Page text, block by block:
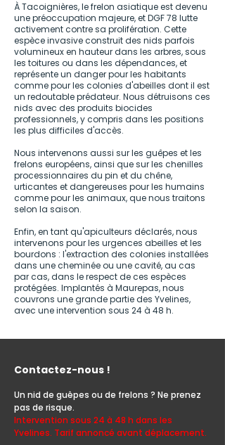
À Tacoignières, le frelon asiatique est devenu
une préoccupation majeure, et DGF 78 lutte
activement contre sa prolifération. Cette
espèce invasive construit des nids parfois
volumineux en hauteur dans les arbres, sous
les toitures ou dans les dépendances, et
représente un danger pour les habitants
comme pour les colonies d'abeilles dont il est
un redoutable prédateur. Nous détruisons ces
nids avec des produits biocides
professionnels, y compris dans les positions
les plus difficiles d'accès.
Nous intervenons aussi sur les guêpes et les
frelons européens, ainsi que sur les chenilles
processionnaires du pin et du chêne,
urticantes et dangereuses pour les humains
comme pour les animaux, que nous traitons
selon la saison.
Enfin, en tant qu'apiculteurs déclarés, nous
intervenons pour les urgences abeilles et les
bourdons : l'extraction des colonies installées
dans une cheminée ou une cavité, au cas
par cas, dans le respect de ces espèces
protégées. Implantés à Maurepas, nous
couvrons une grande partie des Yvelines,
avec une intervention sous 24 à 48 h.
Contactez-nous !
Un nid de guêpes ou de frelons ? Ne prenez
pas de risque.
Intervention sous 24 à 48 h dans les
Yvelines. Tarif annoncé avant déplacement.